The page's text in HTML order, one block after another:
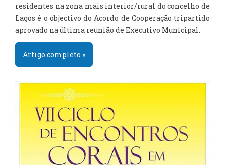
residentes na zona mais interior/rural do concelho de
Lagos é o objectivo do Acordo de Cooperação tripartido
aprovado na última reunião de Executivo Municipal.
Artigo completo »